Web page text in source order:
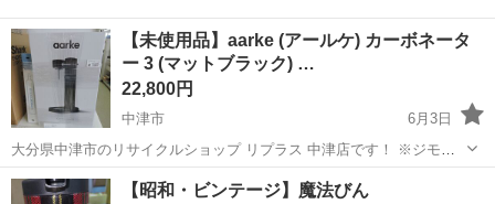
【未使用品】aarke (アールケ) カーボネータ
ー 3 (マットブラック) …
22,800円
中津市
6月3日
大分県中津市のリサイクルショップ リプラス 中津店です！ ※ジモテ
ィー便はご対応しておりません ご了承下さいませ。 ■ご来店の前に在
庫の確認をお願い致します。 ■中古品になります。キズやヘコミ・汚
大分 中津市 キッチン家電
【昭和・ビンテージ】魔法びん